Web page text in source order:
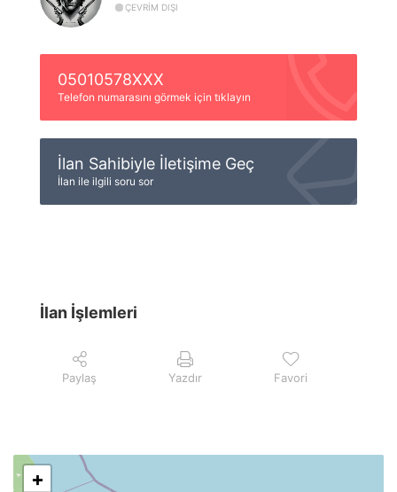
ÇEVRIM DIŞI
05010578XXX
Telefon numarasını görmek için tıklayın
İlan Sahibiyle İletişime Geç
İlan ile ilgili soru sor
İlan İşlemleri
Paylaş Yazdır Favori
+